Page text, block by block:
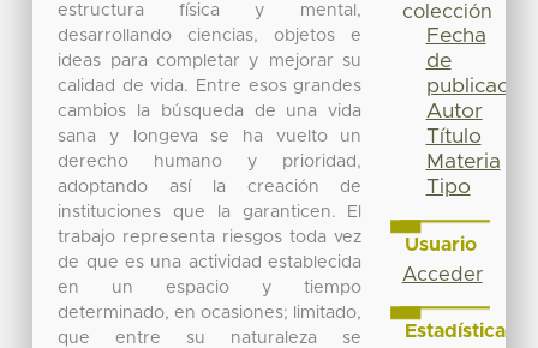
estructura física y mental,
desarrollando ciencias, objetos e
ideas para completar y mejorar su
calidad de vida. Entre esos grandes
cambios la búsqueda de una vida
sana y longeva se ha vuelto un
derecho humano y prioridad,
adoptando así la creación de
instituciones que la garanticen. El
trabajo representa riesgos toda vez
de que es una actividad establecida
en un espacio y tiempo
determinado, en ocasiones; limitado,
que entre su naturaleza se
colección
Fecha
de
publicación
Autor
Título
Materia
Tipo
Usuario
Acceder
Estadísticas